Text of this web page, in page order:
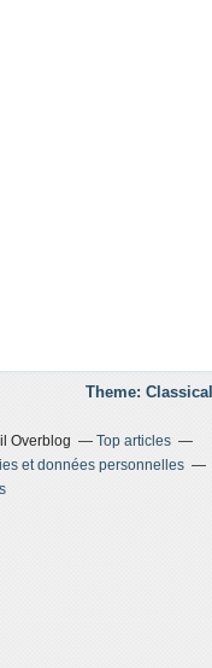
Theme:
Overblog
Top articles
et données personnelles